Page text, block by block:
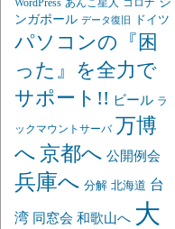
WordPress あんこ星人 コロナ
ンガポール データ復旧 ドイツ
パソコンの『困
った』を全力で
サポート!! ビール ラ
ックマウントサーバ 万博
へ 京都へ 公開例会
兵庫へ 分解 北海道 台
湾 同窓会 和歌山へ 大